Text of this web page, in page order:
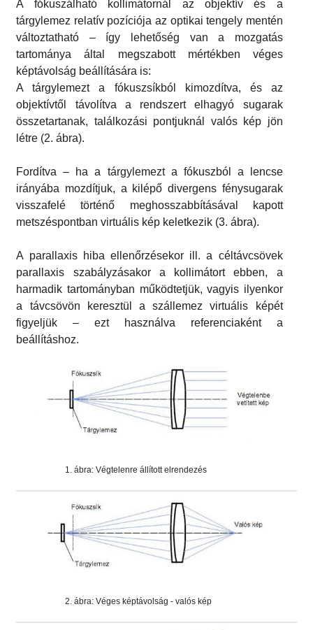
A fókuszálható kollimátornál az objektív és a
tárgylemez relatív pozíciója az optikai tengely mentén
változtatható – így lehetőség van a mozgatás
tartománya által megszabott mértékben véges
képtávolság beállítására is:
A tárgylemezt a fókuszsíkból kimozdítva, és az
objektívtől távolítva a rendszert elhagyó sugarak
összetartanak, találkozási pontjuknál valós kép jön
létre (2. ábra).
Fordítva – ha a tárgylemezt a fókuszból a lencse
irányába mozdítjuk, a kilépő divergens fénysugarak
visszafelé történő meghosszabbításával kapott
metszéspontban virtuális kép keletkezik (3. ábra).
A parallaxis hiba ellenőrzésekor ill. a céltávcsövek
parallaxis szabályzásakor a kollimátort ebben, a
harmadik tartományban működtetjük, vagyis ilyenkor
a távcsövön keresztül a szállemez virtuális képét
figyeljük – ezt használva referenciaként a
beállításhoz.
1. ábra: Végtelenre állított elrendezés
2. ábra: Véges képtávolság - valós kép